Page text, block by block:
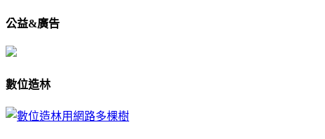
公益&廣告
數位造林